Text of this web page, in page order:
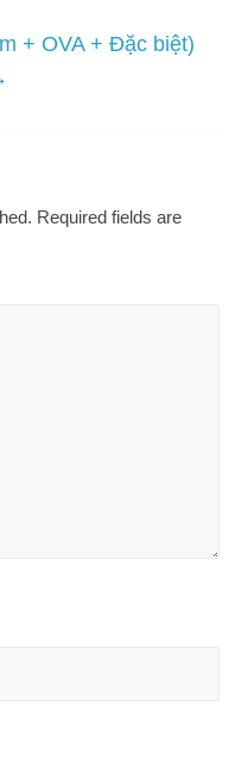
+ OVA + Đặc biệt)
Required fields are